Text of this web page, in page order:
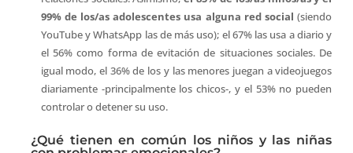
99% de los/as adolescentes usa alguna red social (siendo
YouTube y WhatsApp las de más uso); el 67% las usa a diario y
el 56% como forma de evitación de situaciones sociales. De
igual modo, el 36% de los y las menores juegan a videojuegos
diariamente -principalmente los chicos-, y el 53% no pueden
controlar o detener su uso.
¿Qué tienen en común los niños y las niñas